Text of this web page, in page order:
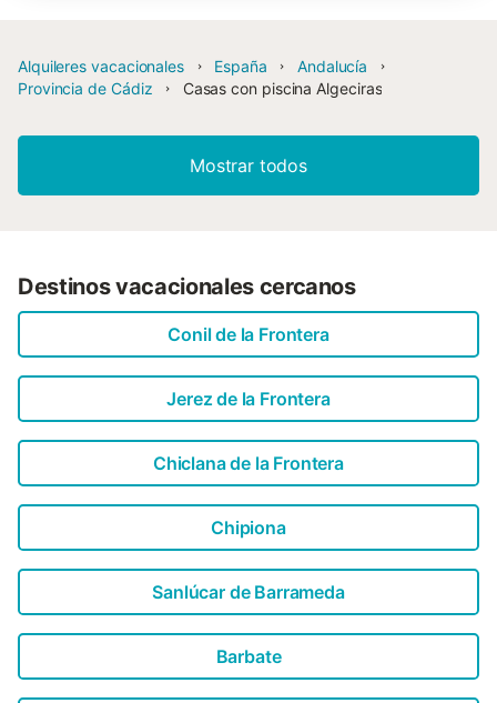
Alquileres vacacionales España
Andalucía
Provincia de Cádiz
Casas con piscina Algeciras
Mostrar todos
Destinos vacacionales cercanos
Conil de la Frontera
Jerez de la Frontera
Chiclana de la Frontera
Chipiona
Sanlúcar de Barrameda
Barbate